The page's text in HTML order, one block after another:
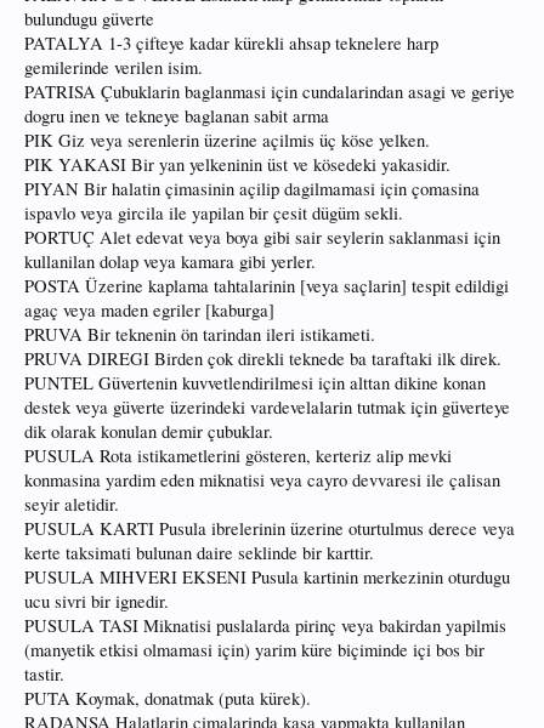
bulundugu güverte
PATALYA 1-3 çifteye kadar kürekli ahsap teknelere harp
gemilerinde verilen isim.
PATRISA Çubuklarin baglanmasi için cundalarindan asagi ve geriye
dogru inen ve tekneye baglanan sabit arma
PIK Giz veya serenlerin üzerine açilmis üç köse yelken.
PIK YAKASI Bir yan yelkeninin üst ve kösedeki yakasidir.
PIYAN Bir halatin çimasinin açilip dagilmamasi için çomasina
ispavlo veya gircila ile yapilan bir çesit dügüm sekli.
PORTUÇ Alet edevat veya boya gibi sair seylerin saklanmasi için
kullanilan dolap veya kamara gibi yerler.
POSTA Üzerine kaplama tahtalarinin [veya saçlarin] tespit edildigi
agaç veya maden egriler [kaburga]
PRUVA Bir teknenin ön tarindan ileri istikameti.
PRUVA DIREGI Birden çok direkli teknede ba taraftaki ilk direk.
PUNTEL Güvertenin kuvvetlendirilmesi için alttan dikine konan
destek veya güverte üzerindeki vardevelalarin tutmak için güverteye
dik olarak konulan demir çubuklar.
PUSULA Rota istikametlerini gösteren, kerteriz alip mevki
konmasina yardim eden miknatisi veya cayro devvaresi ile çalisan
seyir aletidir.
PUSULA KARTI Pusula ibrelerinin üzerine oturtulmus derece veya
kerte taksimati bulunan daire seklinde bir karttir.
PUSULA MIHVERI EKSENI Pusula kartinin merkezinin oturdugu
ucu sivri bir ignedir.
PUSULA TASI Miknatisi puslalarda pirinç veya bakirdan yapilmis
(manyetik etkisi olmamasi için) yarim küre biçiminde içi bos bir
tastir.
PUTA Koymak, donatmak (puta kürek).
RADANSA Halatlarin çimalarinda kasa yapmakta kullanilan